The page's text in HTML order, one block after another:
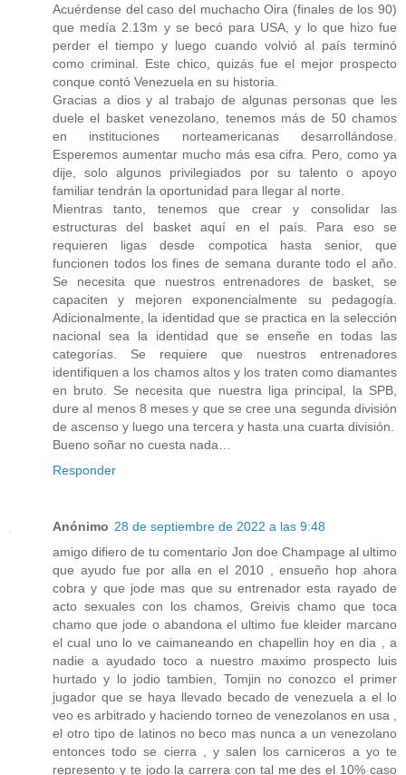
Acuérdense del caso del muchacho Oira (finales de los 90)
que medía 2.13m y se becó para USA, y lo que hizo fue
perder el tiempo y luego cuando volvió al país terminó
como criminal. Este chico, quizás fue el mejor prospecto
conque contó Venezuela en su historia.
Gracias a dios y al trabajo de algunas personas que les
duele el basket venezolano, tenemos más de 50 chamos
en instituciones norteamericanas desarrollándose.
Esperemos aumentar mucho más esa cifra. Pero, como ya
dije, solo algunos privilegiados por su talento o apoyo
familiar tendrán la oportunidad para llegar al norte.
Mientras tanto, tenemos que crear y consolidar las
estructuras del basket aquí en el país. Para eso se
requieren ligas desde compotica hasta senior, que
funcionen todos los fines de semana durante todo el año.
Se necesita que nuestros entrenadores de basket, se
capaciten y mejoren exponencialmente su pedagogía.
Adicionalmente, la identidad que se practica en la selección
nacional sea la identidad que se enseñe en todas las
categorías. Se requiere que nuestros entrenadores
identifiquen a los chamos altos y los traten como diamantes
en bruto. Se necesita que nuestra liga principal, la SPB,
dure al menos 8 meses y que se cree una segunda división
de ascenso y luego una tercera y hasta una cuarta división.
Bueno soñar no cuesta nada…
Responder
Anónimo 28 de septiembre de 2022 a las 9:48
amigo difiero de tu comentario Jon doe Champage al ultimo
que ayudo fue por alla en el 2010 , ensueño hop ahora
cobra y que jode mas que su entrenador esta rayado de
acto sexuales con los chamos, Greivis chamo que toca
chamo que jode o abandona el ultimo fue kleider marcano
el cual uno lo ve caimaneando en chapellin hoy en dia , a
nadie a ayudado toco a nuestro maximo prospecto luis
hurtado y lo jodio tambien, Tomjin no conozco el primer
jugador que se haya llevado becado de venezuela a el lo
veo es arbitrado y haciendo torneo de venezolanos en usa ,
el otro tipo de latinos no beco mas nunca a un venezolano
entonces todo se cierra , y salen los carniceros a yo te
represento y te jodo la carrera con tal me des el 10% caso